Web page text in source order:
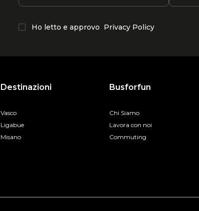
Ho letto e approvo Privacy Policy
Destinazioni
Vasco
Ligabue
Misano
Busforfun
Chi Siamo
Lavora con noi
Commuting